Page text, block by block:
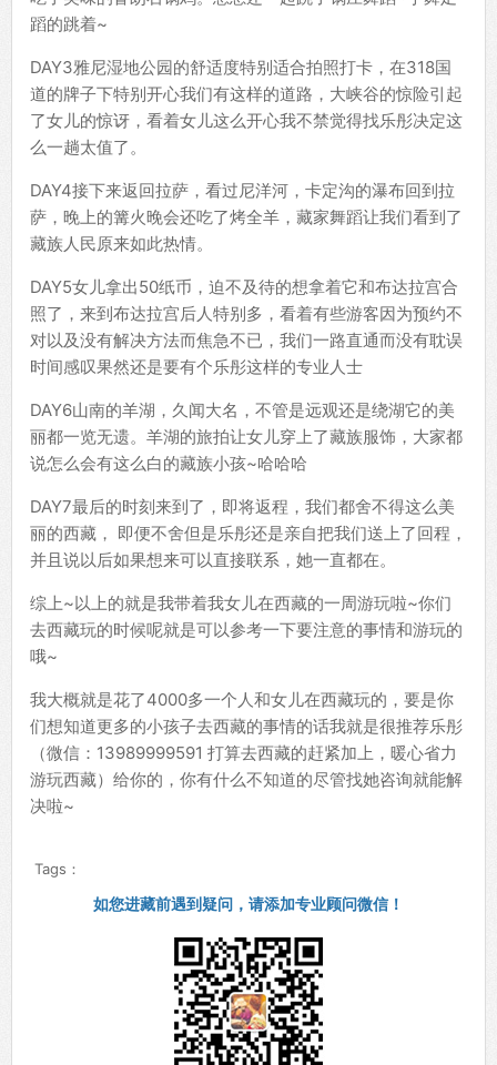
蹈的跳着~
DAY3雅尼湿地公园的舒适度特别适合拍照打卡，在318国
道的牌子下特别开心我们有这样的道路，大峡谷的惊险引起
了女儿的惊讶，看着女儿这么开心我不禁觉得找乐彤决定这
么一趟太值了。
DAY4接下来返回拉萨，看过尼洋河，卡定沟的瀑布回到拉
萨，晚上的篝火晚会还吃了烤全羊，藏家舞蹈让我们看到了
藏族人民原来如此热情。
DAY5女儿拿出50纸币，迫不及待的想拿着它和布达拉宫合
照了，来到布达拉宫后人特别多，看着有些游客因为预约不
对以及没有解决方法而焦急不已，我们一路直通而没有耽误
时间感叹果然还是要有个乐彤这样的专业人士
DAY6山南的羊湖，久闻大名，不管是远观还是绕湖它的美
丽都一览无遗。羊湖的旅拍让女儿穿上了藏族服饰，大家都
说怎么会有这么白的藏族小孩~哈哈哈
DAY7最后的时刻来到了，即将返程，我们都舍不得这么美
丽的西藏， 即便不舍但是乐彤还是亲自把我们送上了回程，
并且说以后如果想来可以直接联系，她一直都在。
综上~以上的就是我带着我女儿在西藏的一周游玩啦~你们
去西藏玩的时候呢就是可以参考一下要注意的事情和游玩的
哦~
我大概就是花了4000多一个人和女儿在西藏玩的，要是你
们想知道更多的小孩子去西藏的事情的话我就是很推荐乐彤
（微信：13989999591 打算去西藏的赶紧加上，暖心省力
游玩西藏）给你的，你有什么不知道的尽管找她咨询就能解
决啦~
Tags：
如您进藏前遇到疑问，请添加专业顾问微信！